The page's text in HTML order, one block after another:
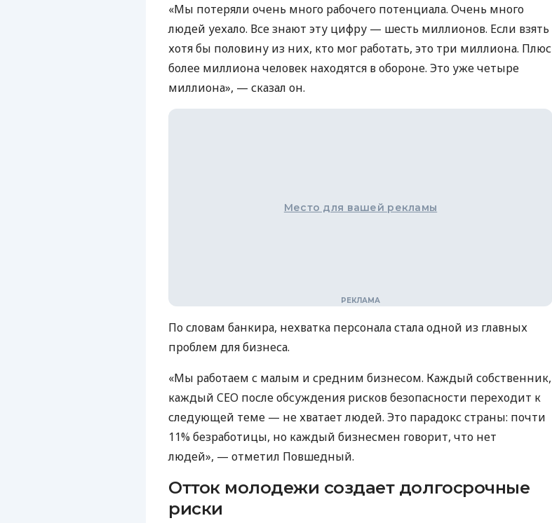
«Мы потеряли очень много рабочего потенциала. Очень много
людей уехало. Все знают эту цифру — шесть миллионов. Если взять
хотя бы половину из них, кто мог работать, это три миллиона. Плюс
более миллиона человек находятся в обороне. Это уже четыре
миллиона», — сказал он.
Место для вашей рекламы
По словам банкира, нехватка персонала стала одной из главных
проблем для бизнеса.
«Мы работаем с малым и средним бизнесом. Каждый собственник,
каждый CEO после обсуждения рисков безопасности переходит к
следующей теме — не хватает людей. Это парадокс страны: почти
11% безработицы, но каждый бизнесмен говорит, что нет
людей», — отметил Повшедный.
Отток молодежи создает долгосрочные
риски